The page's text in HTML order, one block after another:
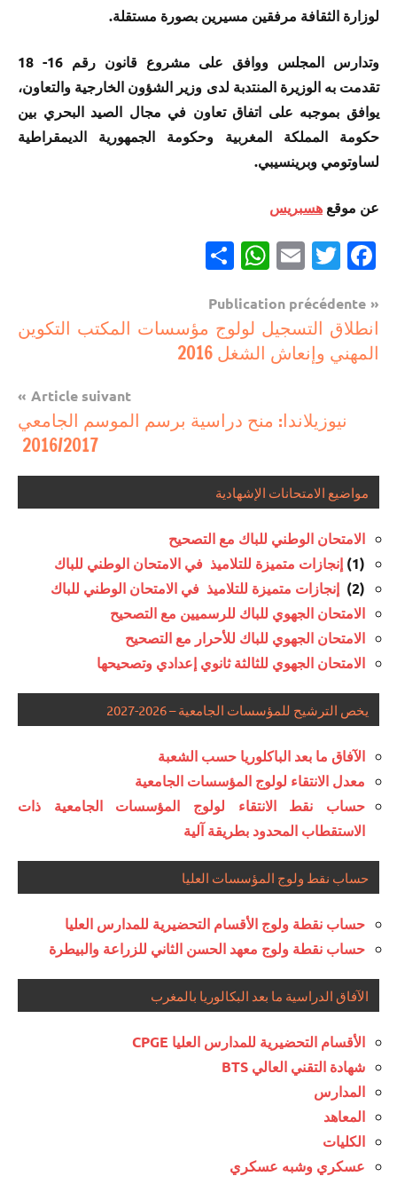
لوزارة الثقافة مرفقين مسيرين بصورة مستقلة.
وتدارس المجلس ووافق على مشروع قانون رقم 16- 18
تقدمت به الوزيرة المنتدبة لدى وزير الشؤون الخارجية والتعاون،
يوافق بموجبه على اتفاق تعاون في مجال الصيد البحري بين
حكومة المملكة المغربية وحكومة الجمهورية الديمقراطية
لساوتومي وبرينسيبي.
عن موقع هسبريس
Facebook
Twitter
Email
WhatsApp
مستجدات
تربوية
Navigation
de
l’article
Publication précédente
انطلاق التسجيل لولوج مؤسسات المكتب التكوين
المهني وإنعاش الشغل 2016
Article suivant
نيوزيلاندا: منح دراسية برسم الموسم الجامعي
2016/2017
مواضيع الامتحانات الإشهادية
الامتحان الوطني للباك مع التصحيح
(1)
إنجازات متميزة للتلاميذ في الامتحان الوطني للباك
(2)
إنجازات متميزة للتلاميذ في الامتحان الوطني للباك
الامتحان الجهوي للباك للرسميين مع التصحيح
الامتحان الجهوي للباك للأحرار مع التصحيح
الامتحان الجهوي للثالثة ثانوي إعدادي وتصحيحها
يخص الترشيح للمؤسسات الجامعية – 2026-2027
الآفاق ما بعد الباكلوريا حسب الشعبة
معدل الانتقاء لولوج المؤسسات الجامعية
حساب نقط الانتقاء لولوج المؤسسات الجامعية ذات
الاستقطاب المحدود بطريقة آلية
حساب نقط ولوج المؤسسات العليا
حساب نقطة ولوج الأقسام التحضيرية للمدارس العليا
حساب نقطة ولوج معهد الحسن الثاني للزراعة والبيطرة
الآفاق الدراسية ما بعد البكالوريا بالمغرب
الأقسام التحضيرية للمدارس العليا CPGE
شهادة التقني العالي BTS
المدارس
المعاهد
الكليات
عسكري وشبه عسكري